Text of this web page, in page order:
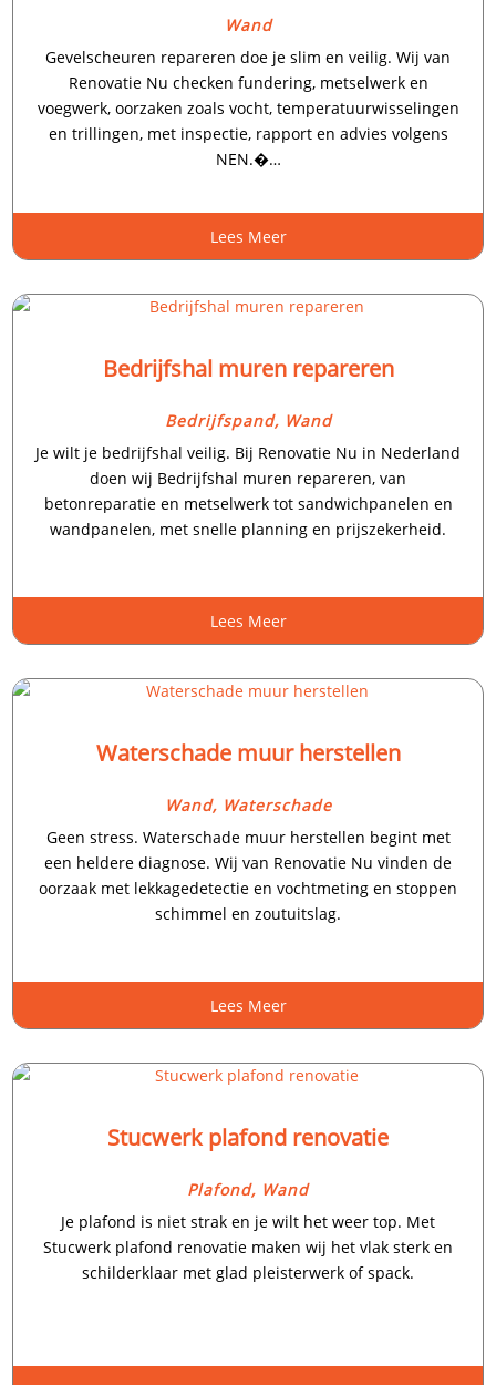
Wand
Gevelscheuren repareren doe je slim en veilig.​ Wij van
Renovatie Nu checken fundering, metselwerk en
voegwerk, oorzaken zoals vocht, temperatuurwisselingen
en trillingen, met inspectie, rapport en advies volgens
NEN.�…
Lees Meer
Bedrijfshal muren repareren
Bedrijfspand, Wand
Je wilt je bedrijfshal veilig.​ Bij Renovatie Nu in Nederland
doen wij Bedrijfshal muren repareren, van
betonreparatie en metselwerk tot sandwichpanelen en
wandpanelen, met snelle planning en prijszekerheid.​
Lees Meer
Waterschade muur herstellen
Wand, Waterschade
Geen stress.​ Waterschade muur herstellen begint met
een heldere diagnose.​ Wij van Renovatie Nu vinden de
oorzaak met lekkagedetectie en vochtmeting en stoppen
schimmel en zoutuitslag.​
Lees Meer
Stucwerk plafond renovatie
Plafond, Wand
Je plafond is niet strak en je wilt het weer top.​ Met
Stucwerk plafond renovatie maken wij het vlak sterk en
schilderklaar met glad pleisterwerk of spack.​